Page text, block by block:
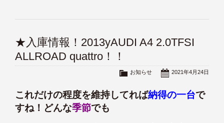
★入庫情報！2013yAUDI A4 2.0TFSI
ALLROAD quattro！！
2021年4月24日
お知らせ
これだけの程度を維持してれば納得の一台で
すね！どんな季節でも